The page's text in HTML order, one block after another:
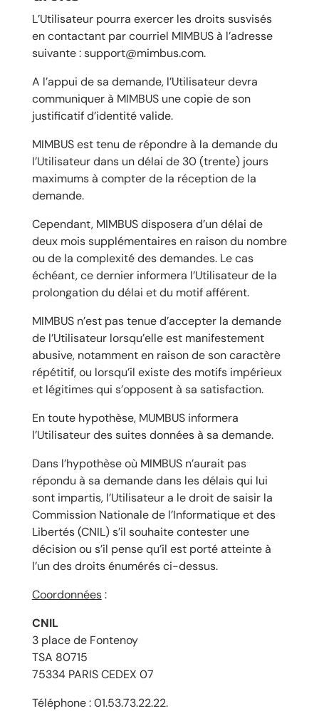
L’Utilisateur pourra exercer les droits susvisés
en contactant par courriel MIMBUS à l’adresse
suivante :support@mimbus.com.
A l’appui de sa demande, l’Utilisateur devra
communiquer à MIMBUS une copie de son
justificatif d’identité valide.
MIMBUS est tenu de répondre à la demande du
l’Utilisateur dans un délai de 30 (trente) jours
maximums à compter de la réception de la
demande.
Cependant, MIMBUS disposera d’un délai de
deux mois supplémentaires en raison du nombre
ou de la complexité des demandes. Le cas
échéant, ce dernier informera l’Utilisateur de la
prolongation du délai et du motif afférent.
MIMBUS n’est pas tenue d’accepter la demande
de l’Utilisateur lorsqu’elle est manifestement
abusive, notamment en raison de son caractère
répétitif, ou lorsqu’il existe des motifs impérieux
et légitimes qui s’opposent à sa satisfaction.
En toute hypothèse, MUMBUS informera
l’Utilisateur des suites données à sa demande.
Dans l’hypothèse où MIMBUS n’aurait pas
répondu à sa demande dans les délais qui lui
sont impartis, l’Utilisateur a le droit de saisir la
Commission Nationale de l’Informatique et des
Libertés (CNIL) s’il souhaite contester une
décision ou s’il pense qu’il est porté atteinte à
l’un des droits énumérés ci-dessus.
Coordonnées:
CNIL
3 place de Fontenoy
TSA 80715
75334 PARIS CEDEX 07
Téléphone : 01.53.73.22.22.